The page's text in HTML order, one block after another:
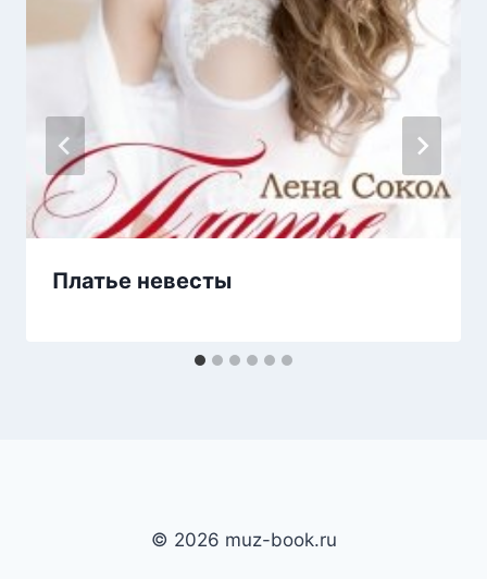
Платье невесты
© 2026 muz-book.ru